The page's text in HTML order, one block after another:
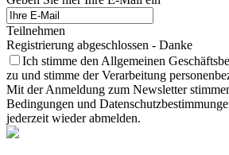
Teilnehmen
Registrierung abgeschlossen - Danke
Ich stimme den Allgemeinen
zu und stimme der Verarbeitung
Mit der Anmeldung zum Newsletter
Bedingungen und
jederzeit wieder abmelden.